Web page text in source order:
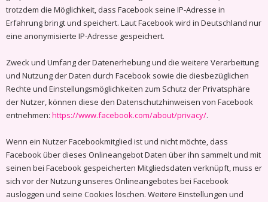
trotzdem die Möglichkeit, dass Facebook seine IP-Adresse in
Erfahrung bringt und speichert. Laut Facebook wird in Deutschland nur
eine anonymisierte IP-Adresse gespeichert.
Zweck und Umfang der Datenerhebung und die weitere Verarbeitung
und Nutzung der Daten durch Facebook sowie die diesbezüglichen
Rechte und Einstellungsmöglichkeiten zum Schutz der Privatsphäre
der Nutzer, können diese den Datenschutzhinweisen von Facebook
entnehmen: https://www.facebook.com/about/privacy/.
Wenn ein Nutzer Facebookmitglied ist und nicht möchte, dass
Facebook über dieses Onlineangebot Daten über ihn sammelt und mit
seinen bei Facebook gespeicherten Mitgliedsdaten verknüpft, muss er
sich vor der Nutzung unseres Onlineangebotes bei Facebook
ausloggen und seine Cookies löschen. Weitere Einstellungen und